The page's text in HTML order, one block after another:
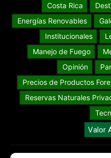
Costa Rica
Energías Renovables
Institucionales
Manejo de Fuego
Opinión
Precios de Productos
Reservas Naturales
Valor